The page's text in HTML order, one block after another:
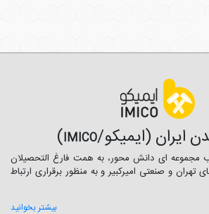
ایران (ایمیکو/IMICO
)
مجموعه ای دانش محور، به همت فارغ­ التحصیلان
و صنعتی امیرکبیر و به منظور برقراری ارتباط
بیشتر بخوانید